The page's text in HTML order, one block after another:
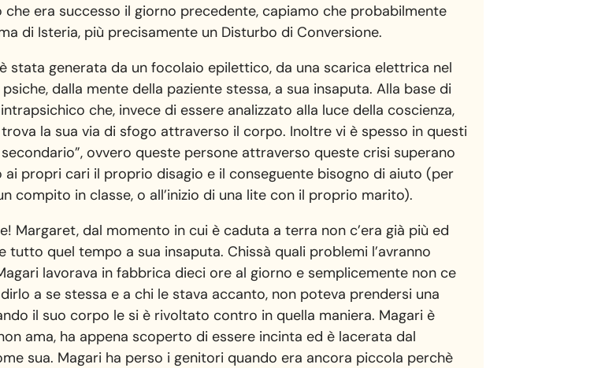
era successo il giorno precedente, capiamo che probabilmente
di Isteria, più precisamente un Disturbo di Conversione.
stata generata da un focolaio epilettico, da una scarica elettrica nel
dalla mente della paziente stessa, a sua insaputa. Alla base di
che, invece di essere analizzato alla luce della coscienza,
la sua via di sfogo attraverso il corpo. Inoltre vi è spesso in questi
ovvero queste persone attraverso queste crisi superano
propri cari il proprio disagio e il conseguente bisogno di aiuto (per
compito in classe, o all’inizio di una lite con il proprio marito).
Margaret, dal momento in cui è caduta a terra non c’era già più ed
quel tempo a sua insaputa. Chissà quali problemi l’avranno
lavorava in fabbrica dieci ore al giorno e semplicemente non ce
a se stessa e a chi le stava accanto, non poteva prendersi una
il suo corpo le si è rivoltato contro in quella maniera. Magari è
ama, ha appena scoperto di essere incinta ed è lacerata dal
sua. Magari ha perso i genitori quando era ancora piccola perchè